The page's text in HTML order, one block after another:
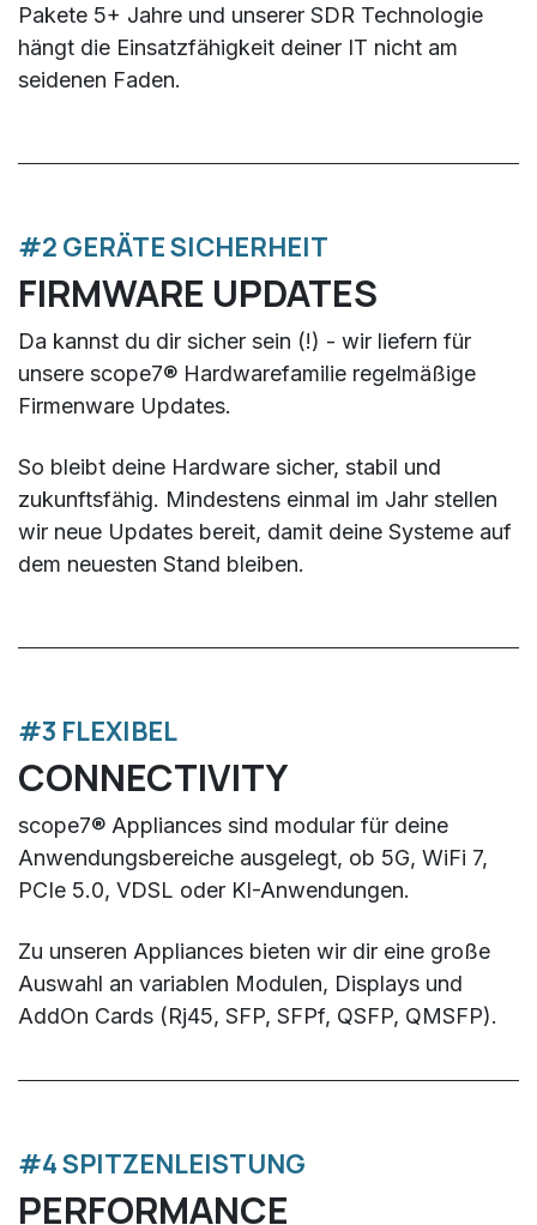
Pakete 5+ Jahre und unserer SDR Technologie
hängt die Einsatzfähigkeit deiner IT nicht am
seidenen Faden.
#2 GERÄTE SICHERHEIT
FIRMWARE UPDATES
Da kannst du dir sicher sein (!) - wir liefern für
unsere scope7® Hardwarefamilie regelmäßige
Firmenware Updates.
So bleibt deine Hardware sicher, stabil und
zukunftsfähig. Mindestens einmal im Jahr stellen
wir neue Updates bereit, damit deine Systeme auf
dem neuesten Stand bleiben.​
#3 FLEXIBEL
CONNECTIVITY
scope7® Appliances sind modular für deine
Anwendungsbereiche ausgelegt, ob 5G, WiFi 7,
PCIe 5.0, VDSL oder KI-Anwendungen.
Zu unseren Appliances bieten wir dir eine große
Auswahl an variablen Modulen, Displays und
AddOn Cards (Rj45, SFP, SFPf, QSFP, QMSFP).​
#4 SPITZENLEISTUNG
PERFORMANCE